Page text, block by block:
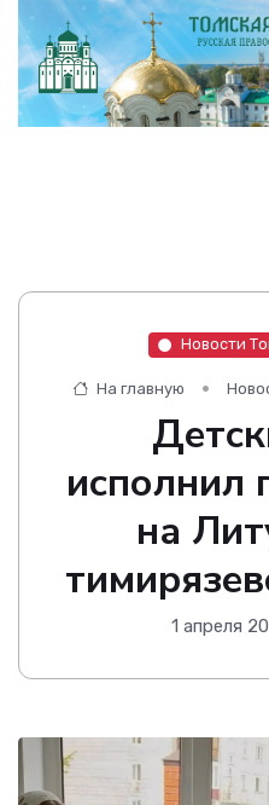
Новости
На главную
исполнил
на
1 апреля